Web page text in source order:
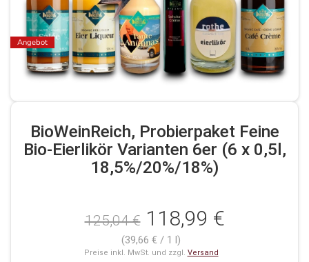
Angebot
BioWeinReich, Probierpaket Feine
Bio-Eierlikör Varianten 6er (6 x 0,5l,
18,5%/20%/18%)
125,04 €118,99 €
(39,66 € / 1 l)
Preise inkl. MwSt. und zzgl. Versand